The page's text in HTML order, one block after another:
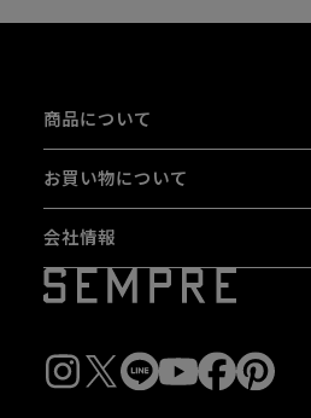
商品について
お買い物について
会社情報